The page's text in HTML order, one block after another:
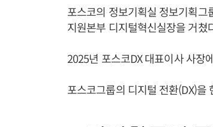
포스코의 정보기획실 정보기획
지원본부 디지털혁신실장을 거쳤
2025년 포스코DX 대표이사 사장
포스코그룹의 디지털 전환(DX)